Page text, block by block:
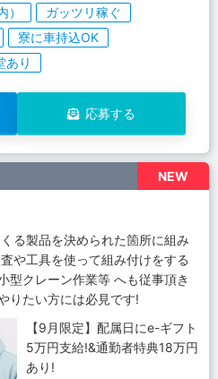
ガッツリ稼ぐ
寮に車持込OK
あり
応募する
NEW
る製品を決められた箇所に組み
や工具を使って組み付けをする
型クレーン作業等 へも従事頂き
りたい方には必見です!
【9月限定】配属日にe-ギフト
5万円支給!&通勤者特典18万円
あり!